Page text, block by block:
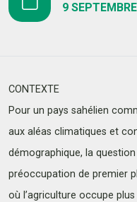
9
CONTEXTE
Pour un pays sahélien
aux aléas climatiques et
démographique, la
préoccupation de premier
où l’agriculture occupe